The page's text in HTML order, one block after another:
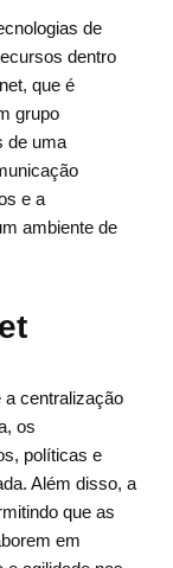
de
dentro
que é
grupo
de uma
e a
ambiente de
a centralização
os
políticas e
Além disso, a
que as
em